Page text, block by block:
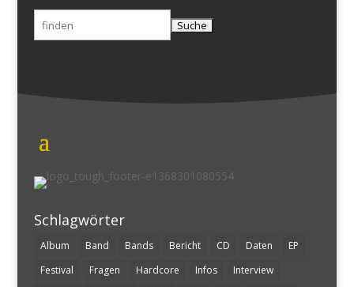
Suchen
nach:
Schlagwörter
Album Band Bands Bericht CD Daten
EP
Festival
Fragen Hardcore Infos
Interview